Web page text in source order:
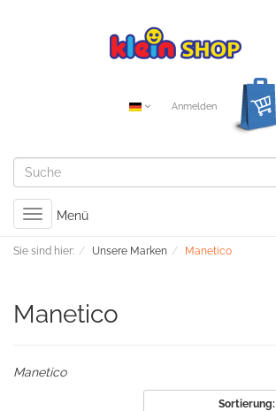
Anmelden
Toggle
navigation
Menü
Sie sind hier: Unsere Marken Manetico
Manetico
Manetico
Sortierung: